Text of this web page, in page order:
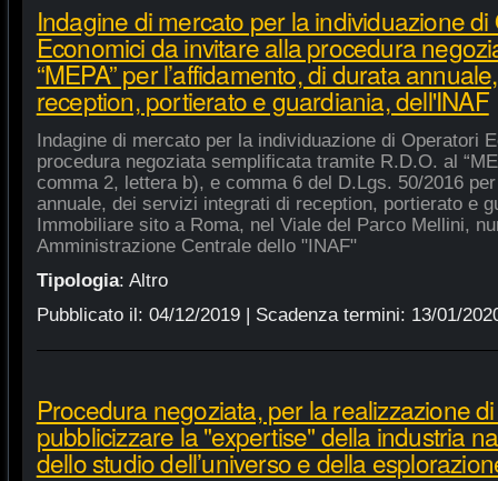
Indagine di mercato per la individuazione
Economici da invitare alla procedura
“MEPA” per l’affidamento, di durata
reception, portierato e guardiania, dell'INAF
Indagine di mercato per la individuazione di Operatori
procedura negoziata semplificata tramite R.D.O. al
comma 2, lettera b), e comma 6 del D.Lgs. 50/2016
annuale, dei servizi integrati di reception, portierato e
Immobiliare sito a Roma, nel Viale del Parco Mellini,
Amministrazione Centrale dello "INAF"
Tipologia: Altro
Pubblicato il: 04/12/2019| Scadenza termini: 13/01/
Procedura negoziata, per la realizzazione
pubblicizzare la "expertise" della industria
dello studio dell’universo e della